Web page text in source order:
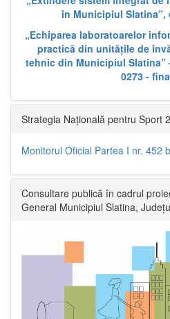
în Municipiul Slatina”,
„Echiparea laboratoarelor
practică din unitățile de
tehnic din Municipiul Slatina”
0273 -
Strategia Națională pentru Sport
Monitorul Oficial Partea I nr. 452
Consultare publică în cadrul
General Municipiul Slatina,